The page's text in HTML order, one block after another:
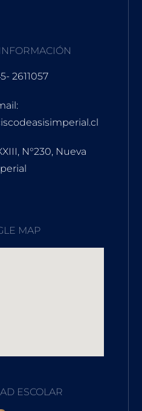
2611057
N°230, Nueva
MAP
ESCOLAR